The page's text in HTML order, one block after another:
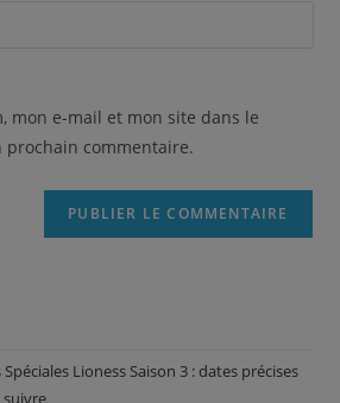
mon e-mail et mon site dans le
commentaire.
Lioness Saison 3 : dates précises